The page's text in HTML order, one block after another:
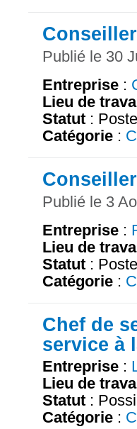
Publié le 30
Entreprise :
Lieu de
Statut :
Catégorie :
Publié le 3
Entreprise :
Lieu de
Statut :
Catégorie :
Chef de
service à
Entreprise :
Lieu de
Statut :
Catégorie :